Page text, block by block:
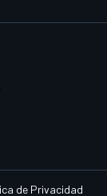
de Privacidad